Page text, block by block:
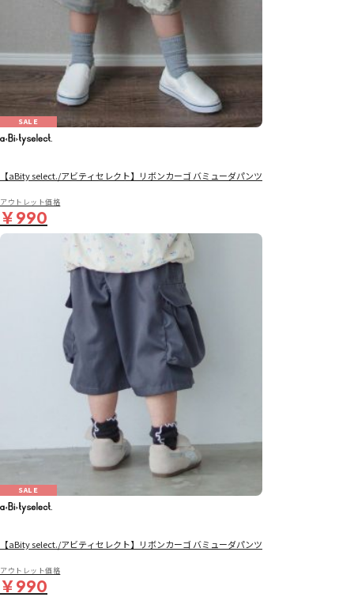
SALE
【aBity select./アビティセレクト】リボンカーゴ バミューダパンツ
アウトレット価格
￥990
SALE
【aBity select./アビティセレクト】リボンカーゴ バミューダパンツ
アウトレット価格
￥990